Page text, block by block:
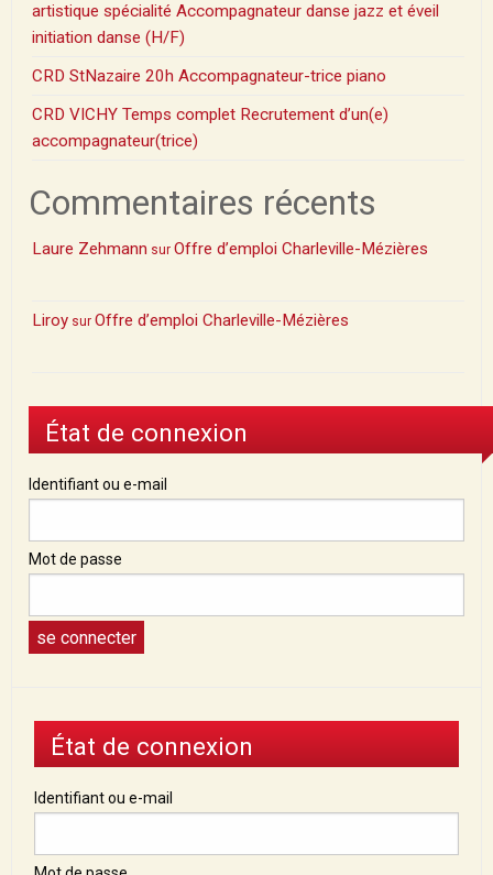
artistique spécialité Accompagnateur danse jazz et éveil
initiation danse (H/F)
CRD StNazaire 20h Accompagnateur-trice piano
CRD VICHY Temps complet Recrutement d’un(e)
accompagnateur(trice)
Commentaires récents
Laure Zehmann surOffre d’emploi Charleville-Mézières
Liroy surOffre d’emploi Charleville-Mézières
État de connexion
Identifiant ou e-mail
Mot de passe
État de connexion
Identifiant ou e-mail